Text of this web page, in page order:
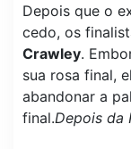
Depois que o
cedo, os
Crawley.
sua rosa final,
abandonar a
final.Depois da